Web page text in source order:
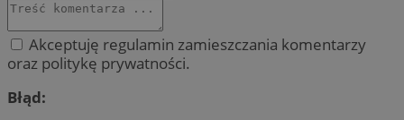
Akceptuję regulamin zamieszczania komentarzy
oraz politykę prywatności.
Błąd: